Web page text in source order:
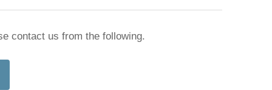
contact us from the following.